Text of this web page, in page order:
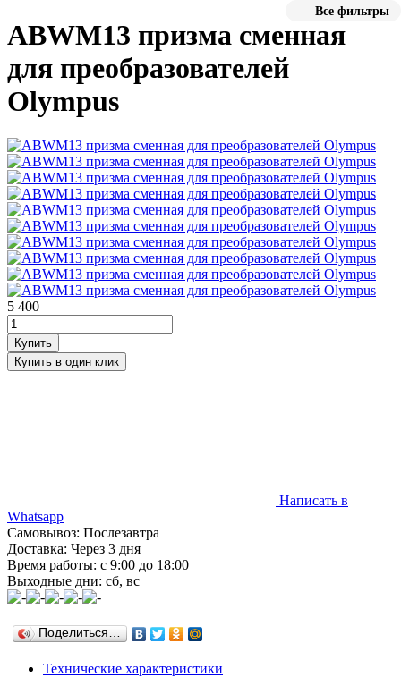
Все фильтры
ABWM13 призма сменная
для преобразователей
Olympus
5 400
Написать в
Whatsapp
Самовывоз: Послезавтра
Доставка: Через 3 дня
Время работы: с 9:00 до 18:00
Выходные дни: сб, вс
Поделиться…
Технические характеристики